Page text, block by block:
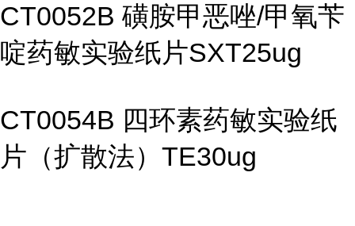
CT0052B 磺胺甲恶唑/甲氧苄
啶药敏实验纸片SXT25ug
CT0054B 四环素药敏实验纸
片（扩散法）TE30ug